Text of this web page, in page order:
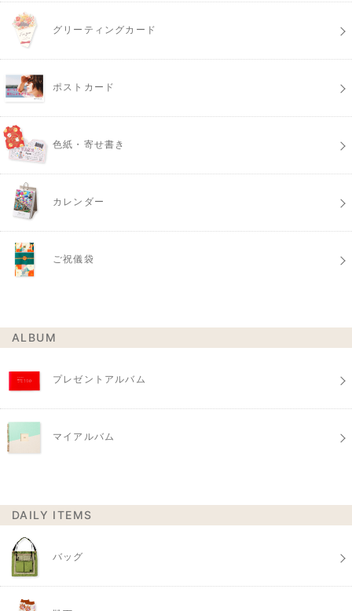
グリーティングカード
ポストカード
色紙・寄せ書き
カレンダー
ご祝儀袋
ALBUM
プレゼントアルバム
マイアルバム
DAILY ITEMS
バッグ